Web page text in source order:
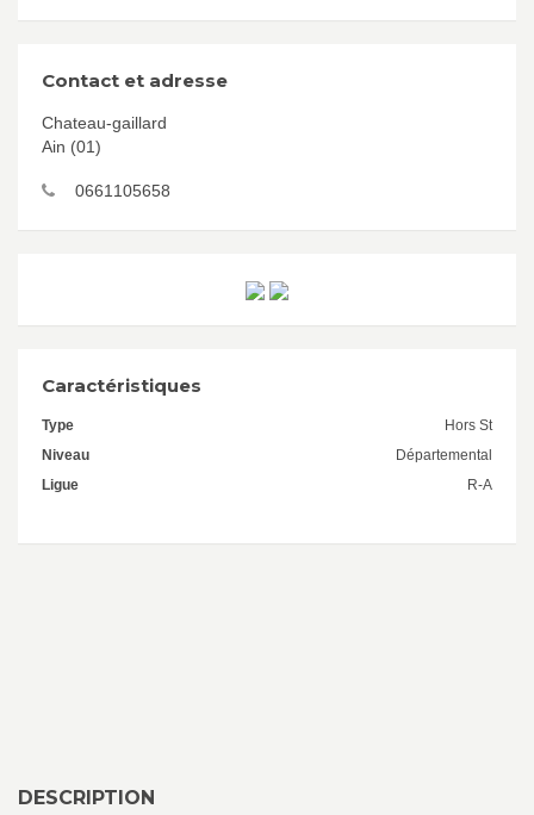
Contact et adresse
Chateau-gaillard
Ain (01)
0661105658
Caractéristiques
Type
Hors St
Niveau
Départemental
Ligue
R-A
DESCRIPTION